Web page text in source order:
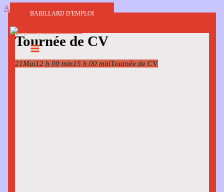
Aller au contenu
BABILLARD D'EMPLOI
Tournée de CV
21Mai12 h 00 min15 h 00 minTournée de CV